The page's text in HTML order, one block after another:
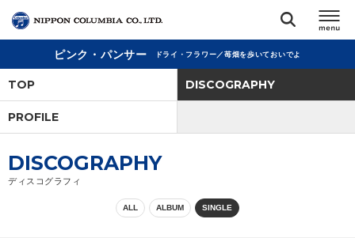
アーティスト
ピンク・パンサー ドライ・フラワー／苺畑を歩いておいでよ
TOP DISCOGRAPHY
PROFILE
DISCOGRAPHY
ディスコグラフィ
ALL ALBUM SINGLE